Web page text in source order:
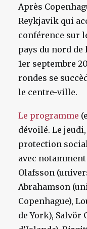
Après
Reykjavik qui
conférence sur
pays du nord de
1er septembre
rondes se
le centre-ville.
Le programme
dévoilé. Le
protection
avec
Olafsson
Abrahamson
Copenhague),
de York),